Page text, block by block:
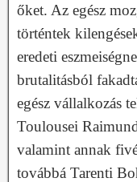
őket. Az egész
történtek
eredeti
brutalitásból
egész vállalkozás
Toulousei
valamint annak
továbbá Tarenti